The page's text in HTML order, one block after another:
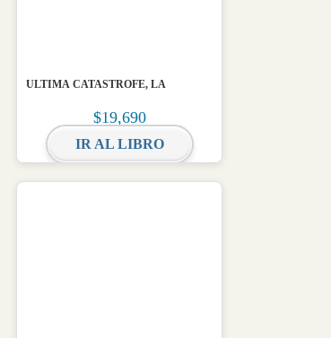
ULTIMA CATASTROFE, LA
$19,690
IR AL LIBRO